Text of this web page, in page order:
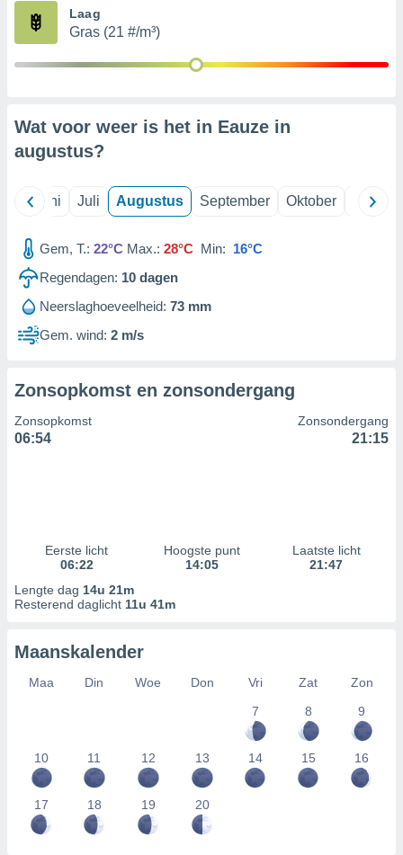
partners
Laag
Gras (21 #/m³)
Wat voor weer is het in Eauze in
augustus?
Juni Juli Augustus September Oktober
Gem, T.: 22°C Max.: 28°C Min: 16°C
Regendagen: 10 dagen
Neerslaghoeveelheid: 73 mm
Gem. wind: 2 m/s
Zonsopkomst en zonsondergang
Zonsopkomst
06:54
Zonsondergang
21:15
Eerste licht
06:22
Hoogste punt
14:05
Laatste licht
21:47
Lengte dag 14u 21m
Resterend daglicht 11u 41m
Maanskalender
Maa Din Woe Don Vri Zat
Zon
7
8 9
10 11 12 13 14 15 16
17 18 19 20